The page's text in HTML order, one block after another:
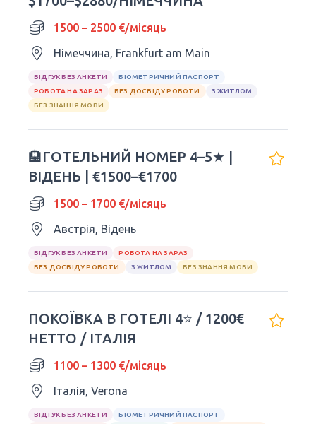
1500 – 2500 €/місяць
Німеччина, Frankfurt am Main
ВІДГУК БЕЗ АНКЕТИ
БІОМЕТРИЧНИЙ ПАСПОРТ
РОБОТА НА ЗАРАЗ
БЕЗ ДОСВІДУ РОБОТИ
З ЖИТЛОМ
БЕЗ ЗНАННЯ МОВИ
🏨ГОТЕЛЬНИЙ НОМЕР 4–5★ |
ВІДЕНЬ | €1500–€1700
1500 – 1700 €/місяць
Австрія, Відень
ВІДГУК БЕЗ АНКЕТИ
РОБОТА НА ЗАРАЗ
БЕЗ ДОСВІДУ РОБОТИ
З ЖИТЛОМ БЕЗ ЗНАННЯ МОВИ
ПОКОЇВКА В ГОТЕЛІ 4⭐ / 1200€
НЕТТО / ІТАЛІЯ
1100 – 1300 €/місяць
Італія, Verona
ВІДГУК БЕЗ АНКЕТИ
БІОМЕТРИЧНИЙ ПАСПОРТ